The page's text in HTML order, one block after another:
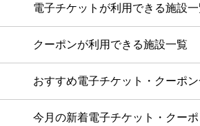
電子チケットが利用できる施設一
クーポンが利用できる施設一覧
おすすめ電子チケット・クーポ
今月の新着電子チケット・クー